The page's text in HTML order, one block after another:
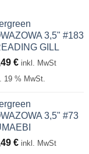
3,5" #183
GILL
€ inkl. MwSt
19 % MwSt.
3,5" #73
€ inkl. MwSt